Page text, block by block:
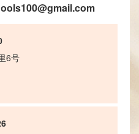
6号